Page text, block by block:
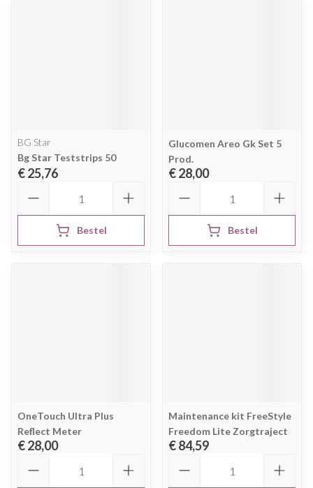
BG Star
Bg Star Teststrips 50
€ 25,76
Bestel
Glucomen Areo Gk Set 5
Prod.
€ 28,00
Bestel
OneTouch Ultra Plus
Reflect Meter
€ 28,00
Maintenance kit FreeStyle
Freedom Lite Zorgtraject
€ 84,59